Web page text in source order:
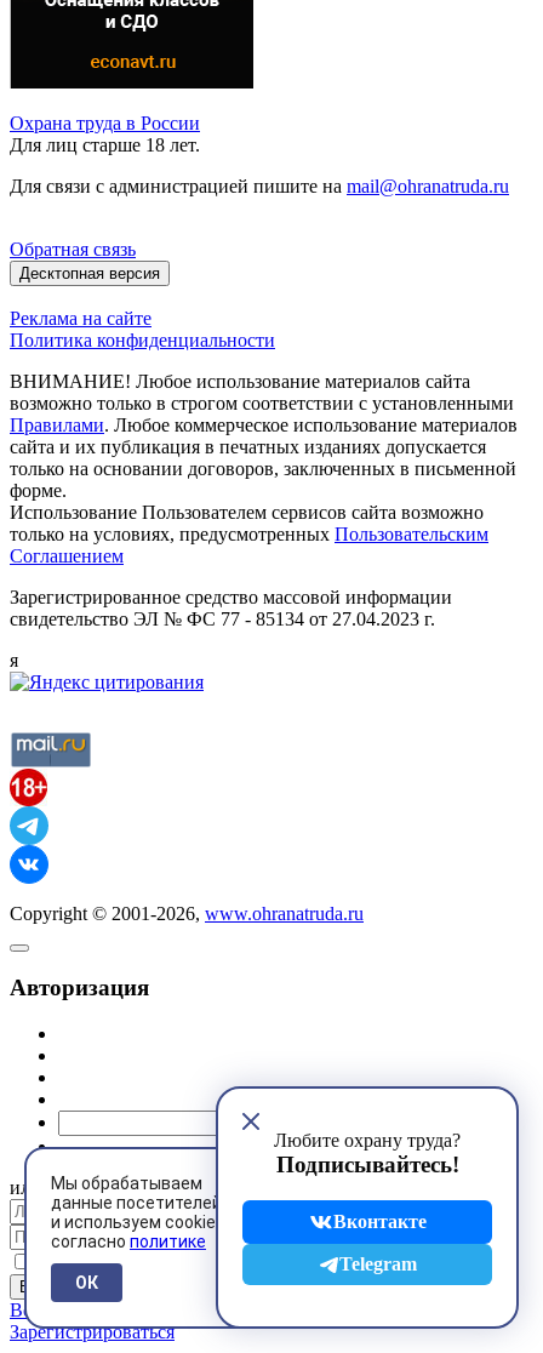
Мы обрабатываем
данные посетителей
и используем cookies
согласно политике
ОК
Любите охрану труда?
Подписывайтесь!
Вконтакте
Telegram
Охрана труда в России
Для лиц старше 18 лет.
Для связи с администрацией пишите на mail@ohranatruda.ru
Обратная связь
Десктопная версия
Реклама на сайте
Политика конфиденциальности
ВНИМАНИЕ! Любое использование материалов сайта
возможно только в строгом соответствии с установленными
Правилами. Любое коммерческое использование материалов
сайта и их публикация в печатных изданиях допускается
только на основании договоров, заключенных в письменной
форме.
Использование Пользователем сервисов сайта возможно
только на условиях, предусмотренных Пользовательским
Соглашением
Зарегистрированное средство массовой информации
свидетельство ЭЛ № ФС 77 - 85134 от 27.04.2023 г.
я
Copyright © 2001-2026, www.ohranatruda.ru
Авторизация
или
Запомнить меня
Восстановить пароль
Зарегистрироваться